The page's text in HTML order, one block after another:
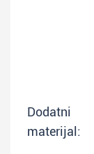
Dodatni
materijal: